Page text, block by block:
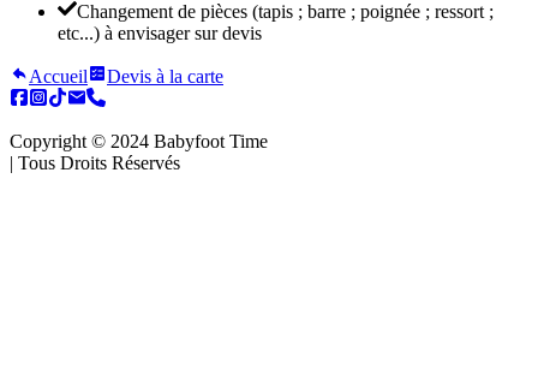
Changement de pièces (tapis ; barre ; poignée ; ressort ;
etc...) à envisager sur devis
Accueil Devis à la carte
Copyright ©️ 2024 Babyfoot Time
| Tous Droits Réservés